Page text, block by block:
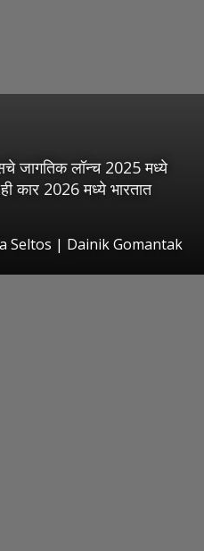
जागतिक लॉन्च 2025 मध्ये
कार 2026 मध्ये भारतात
Seltos | Dainik Gomantak